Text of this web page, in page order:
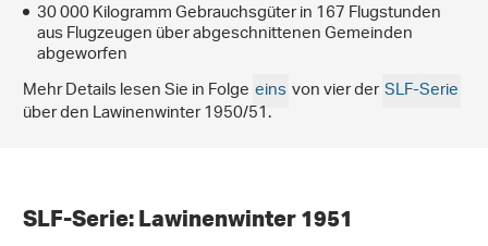
30 000 Kilogramm Gebrauchsgüter in 167 Flugstunden
aus Flugzeugen über abgeschnittenen Gemeinden
abgeworfen
Mehr Details lesen Sie in Folgeeinsvon vier derSLF-Serie
über den Lawinenwinter 1950/51.
SLF-Serie: Lawinenwinter 1951